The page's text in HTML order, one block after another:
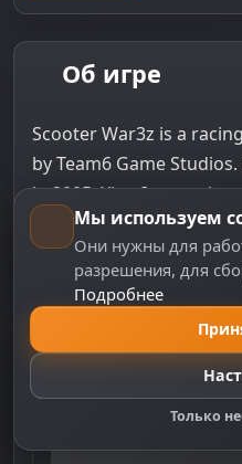
Об игре
Scooter War3z is a
by Team6 Game
in 2005. Xing Interactive
rawgers rated the game
play Scooter War3z on
Мы используем
Они нужны для
разрешения, для
Подробнее
Только